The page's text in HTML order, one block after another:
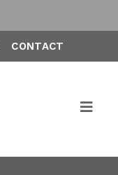
CONTACT